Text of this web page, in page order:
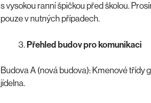
s vysokou ranní špičkou před školou.
pouze v nutných případech.
Přehled budov pro komunikaci
Budova A (nová budova): Kmenové třídy
jídelna.